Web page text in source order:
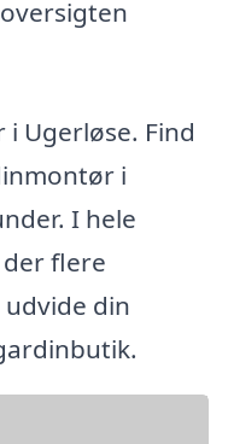
Ugerløse. Find
i
I hele
flere
din